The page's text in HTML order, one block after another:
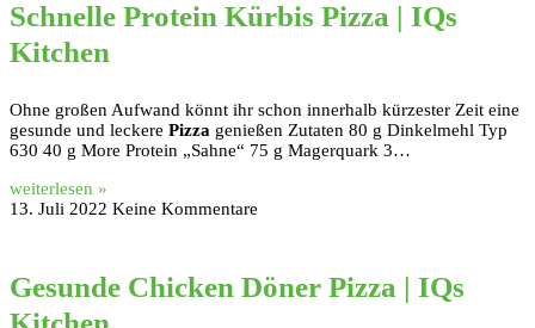
Schnelle Protein Kürbis Pizza | IQs
Kitchen
Ohne großen Aufwand könnt ihr schon innerhalb kürzester Zeit eine
gesunde und leckere Pizza genießen Zutaten 80 g Dinkelmehl Typ
630 40 g More Protein „Sahne“ 75 g Magerquark 3…
weiterlesen »
13. Juli 2022 Keine Kommentare
Gesunde Chicken Döner Pizza | IQs